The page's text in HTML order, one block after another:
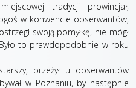
tradycji prowincjał,
w konwencie obserwantów,
swoją pomyłkę, nie mógł
to prawdopodobnie w roku
przeżył u obserwantów
w Poznaniu, by następnie